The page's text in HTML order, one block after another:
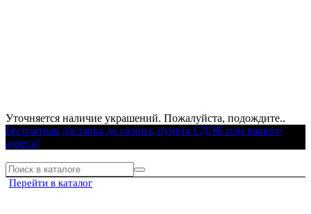
Уточняется наличие украшений. Пожалуйста, подождите..
Бесплатная доставка до салона, пункта СДЭК или вашего
адреса!
Перейти в каталог